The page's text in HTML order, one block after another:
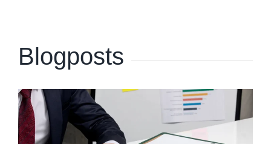
Blogposts